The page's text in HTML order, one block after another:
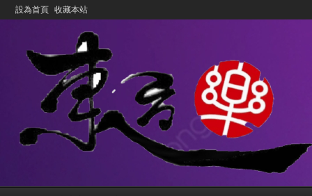
設為首頁 收藏本站